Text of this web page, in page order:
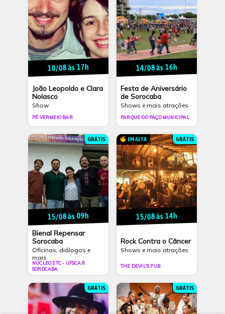
10/08 às 17h
João Leopoldo e Clara
Nolasco
Show
PÉ VERMEIO BAR
14/08 às 16h
Festa de Aniversário
de Sorocaba
Shows e mais atrações
PARQUE DO PAÇO MUNICIPAL
GRÁTIS
15/08 às 09h
Bienal Repensar
Sorocaba
Oficinas, diálogos e
mais
NÚCLEO ETC - UFSCAR
SOROCABA
EM ALTA GRÁTIS
15/08 às 14h
Rock Contra o Câncer
Shows e mais atrações
THE DEVIL'S PUB
GRÁTIS GRÁTIS